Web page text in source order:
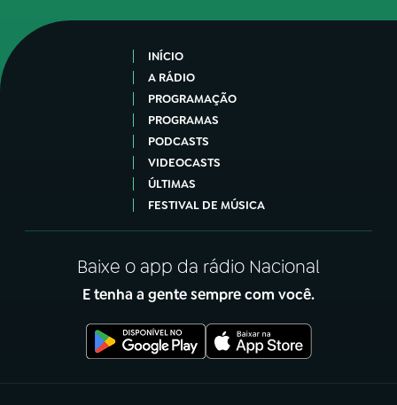
INÍCIO
A RÁDIO
PROGRAMAÇÃO
PROGRAMAS
PODCASTS
VIDEOCASTS
ÚLTIMAS
FESTIVAL DE MÚSICA
Baixe o app da rádio Nacional
E tenha a gente sempre com você.